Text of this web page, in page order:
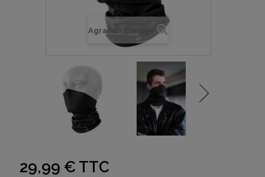
Agrandir l'image
29,99 € TTC